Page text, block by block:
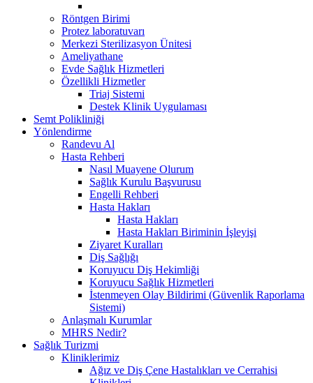
Röntgen Birimi
Protez laboratuvarı
Merkezi Sterilizasyon Ünitesi
Ameliyathane
Evde Sağlık Hizmetleri
Özellikli Hizmetler
Triaj Sistemi
Destek Klinik Uygulaması
Semt Polikliniği
Yönlendirme
Randevu Al
Hasta Rehberi
Nasıl Muayene Olurum
Sağlık Kurulu Başvurusu
Engelli Rehberi
Hasta Hakları
Hasta Hakları
Hasta Hakları Biriminin İşleyişi
Ziyaret Kuralları
Diş Sağlığı
Koruyucu Diş Hekimliği
Koruyucu Sağlık Hizmetleri
İstenmeyen Olay Bildirimi (Güvenlik Raporlama
Sistemi)
Anlaşmalı Kurumlar
MHRS Nedir?
Sağlık Turizmi
Kliniklerimiz
Ağız ve Diş Çene Hastalıkları ve Cerrahisi